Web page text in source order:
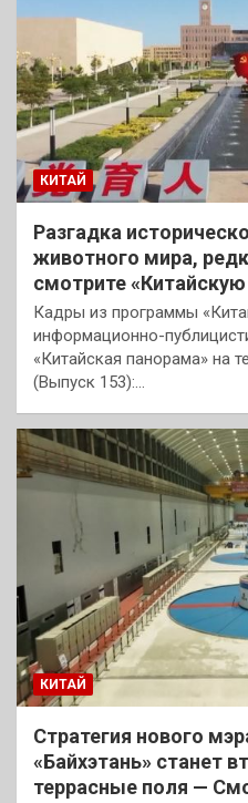
КИТАЙ
Разгадка
животного мира,
смотрите
Кадры из программы
информационно-
«Китайская панорама» на
(Выпуск 153):…
КИТАЙ
Стратегия нового
«Байхэтань» станет
террасные поля —